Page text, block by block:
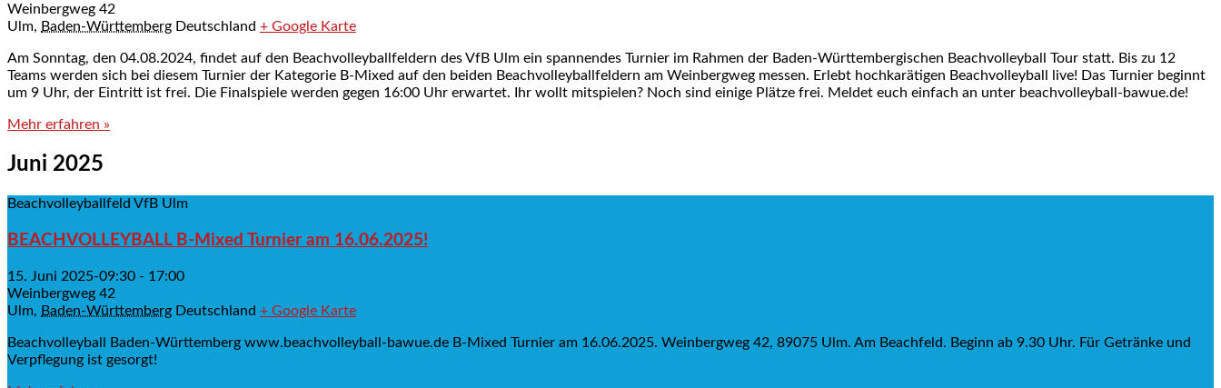
Weinbergweg 42
Ulm, Baden-Württemberg Deutschland + Google Karte
Am Sonntag, den 04.08.2024, findet auf den Beachvolleyballfeldern des VfB Ulm ein spannendes Turnier im Rahmen der Baden-Württembergischen Beachvolleyball Tour statt. Bis zu 12
Teams werden sich bei diesem Turnier der Kategorie B-Mixed auf den beiden Beachvolleyballfeldern am Weinbergweg messen. Erlebt hochkarätigen Beachvolleyball live! Das Turnier beginnt
um 9 Uhr, der Eintritt ist frei. Die Finalspiele werden gegen 16:00 Uhr erwartet. Ihr wollt mitspielen? Noch sind einige Plätze frei. Meldet euch einfach an unter beachvolleyball-bawue.de!
Mehr erfahren »
Juni 2025
Beachvolleyballfeld VfB Ulm
BEACHVOLLEYBALL B-Mixed Turnier am 16.06.2025!
15. Juni 2025-09:30 - 17:00
Weinbergweg 42
Ulm, Baden-Württemberg Deutschland + Google Karte
Beachvolleyball Baden-Württemberg www.beachvolleyball-bawue.de B-Mixed Turnier am 16.06.2025. Weinbergweg 42, 89075 Ulm. Am Beachfeld. Beginn ab 9.30 Uhr. Für Getränke und
Verpflegung ist gesorgt!